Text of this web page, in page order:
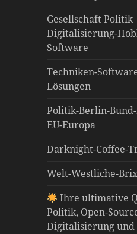
Gesellschaft Politik
Digitalisierung-
Software
Techniken-
Lösungen
Politik-Berlin-
EU-Europa
Darknight-Coffee-
Welt-Westliche-
Ihre ultimative
Politik, Open-
Digitalisierung und